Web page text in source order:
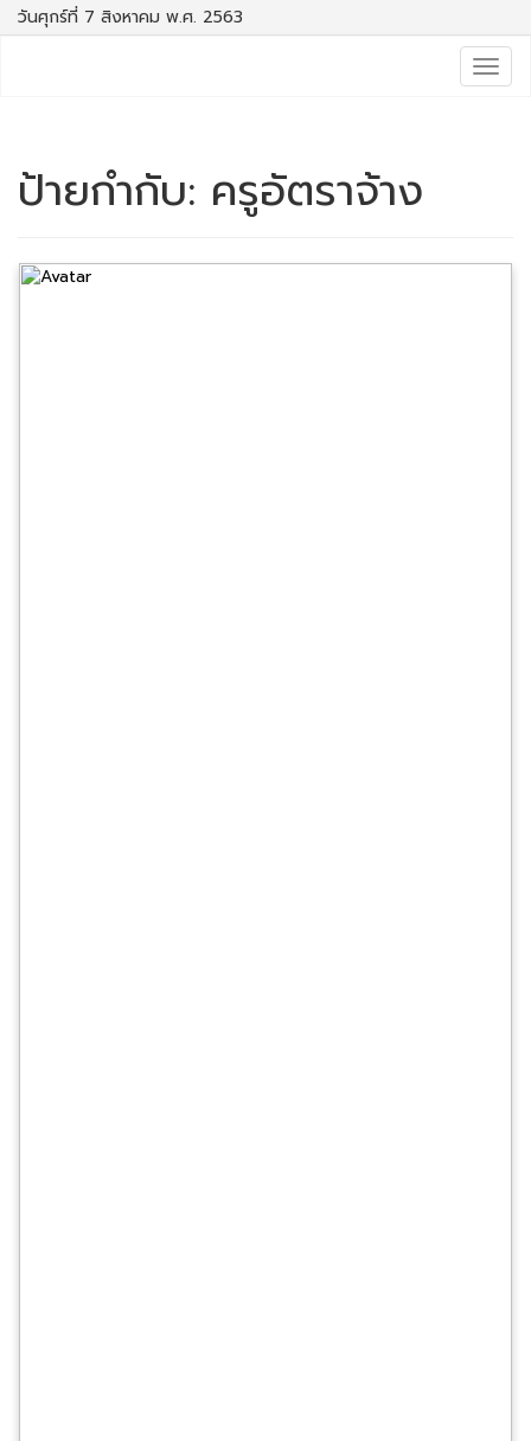
วันศุกร์ที่ 7 สิงหาคม พ.ศ. 2563
ป้ายกำกับ: ครูอัตราจ้าง